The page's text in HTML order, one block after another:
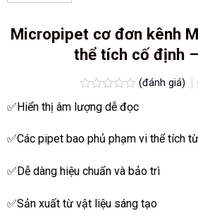
Micropipet cơ đơn kênh
thể tích cố định
xếp
0.0
5
(đánh giá)
✅Hiển thị âm lượng dễ đọc
✅Các pipet bao phủ phạm vi thể tích
✅Dễ dàng hiệu chuẩn và bảo trì
✅Sản xuất từ vật liệu sáng tạo